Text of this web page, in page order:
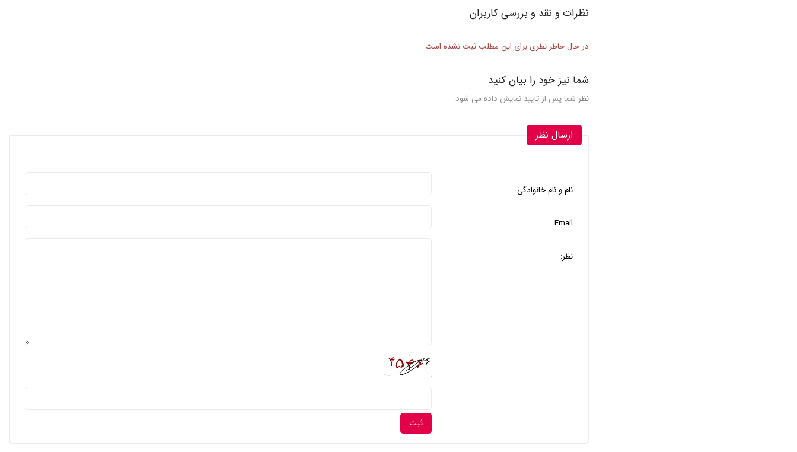
نظرات و نقد و بررسی کاربران
در حال حاظر نظری برای این مطلب ثبت نشده است
شما نیز خود را بیان کنید
نظر شما پس از تایید نمایش داده می شود
ارسال نظر
نام و نام خانوادگی:
Email:
نظر: